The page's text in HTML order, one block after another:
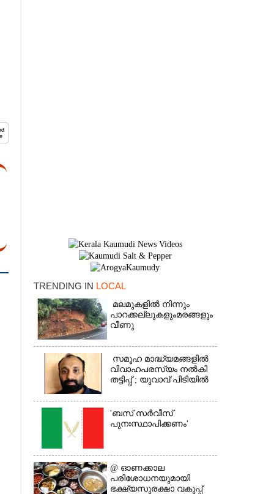
TRENDING IN LOCAL
മലമുകളിൽ നിന്നും
പാറക്കല്ലുകളുംമരങ്ങളും
വീണു
സമൂഹ മാദ്ധ്യമങ്ങളിൽ
വിവാഹപരസ്യം നൽകി
തട്ടിപ്പ് ; യുവാവ് പിടിയിൽ
'ബസ് സർവീസ്
പുനഃസ്ഥാപിക്കണം'
@​​​​​​​ ഓണക്കാല
പരിശോധനയുമായി
ഭക്ഷ്യസുരക്ഷാ വകുപ്പ്
×